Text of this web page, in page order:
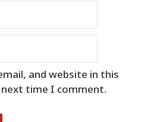
and website in this
time I comment.